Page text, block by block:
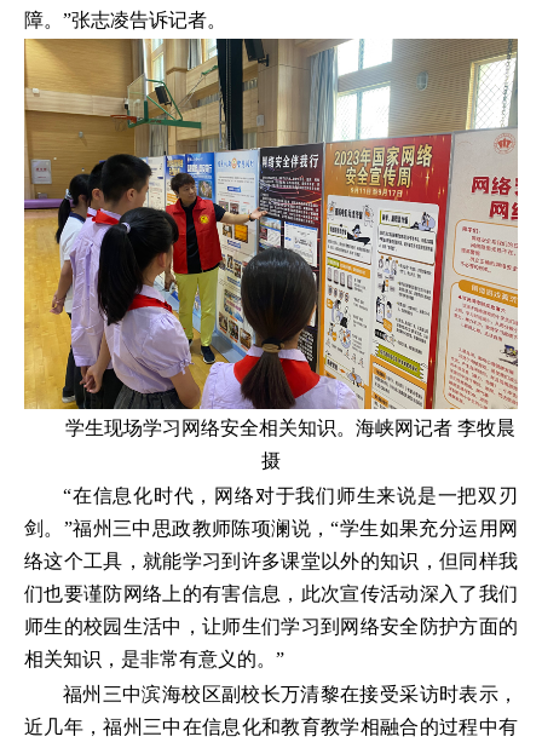
障。”张志凌告诉记者。
学生现场学习网络安全相关知识。海峡网记者 李牧晨
摄
“在信息化时代，网络对于我们师生来说是一把双刃
剑。”福州三中思政教师陈项澜说，“学生如果充分运用网
络这个工具，就能学习到许多课堂以外的知识，但同样我
们也要谨防网络上的有害信息，此次宣传活动深入了我们
师生的校园生活中，让师生们学习到网络安全防护方面的
相关知识，是非常有意义的。”
福州三中滨海校区副校长万清黎在接受采访时表示，
近几年，福州三中在信息化和教育教学相融合的过程中有